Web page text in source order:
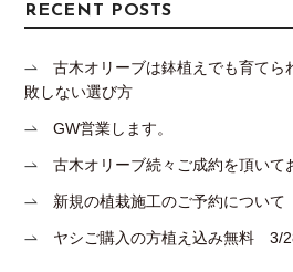
RECENT POSTS
古木オリーブは鉢植えでも育てら
敗しない選び方
GW営業します。
古木オリーブ続々ご成約を頂いて
新規の植栽施工のご予約について
ヤシご購入の方植え込み無料 3/